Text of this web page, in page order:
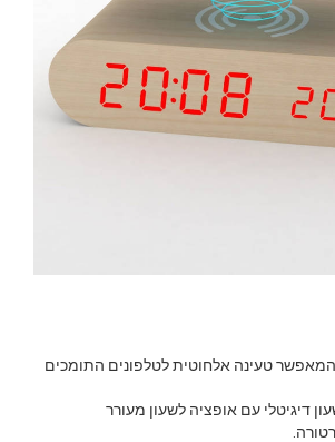
המאפשר טעינה אלחוטית לטלפונים התומכים
דיגיטלי עם אופציה לשעון מעורר